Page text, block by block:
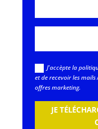
J'accèpte la
et de recevoir les mails
offres marketing.
JE